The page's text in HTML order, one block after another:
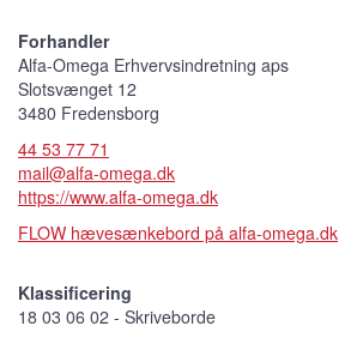
Forhandler
Alfa-Omega Erhvervsindretning aps
Slotsvænget 12
3480 Fredensborg
44 53 77 71
mail@alfa-omega.dk
https://www.alfa-omega.dk
FLOW hævesænkebord på alfa-omega.dk
Klassificering
18 03 06 02 - Skriveborde